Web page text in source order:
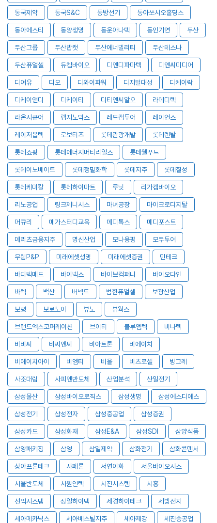
동국제약 동국S&C 동방선기 동아쏘시오홀딩스
동아에스티 동양생명 동운아나텍 동인기연 두산
두산그룹 두산밥캣 두산에너빌리티 두산테스나
두산퓨얼셀 듀켐바이오 디앤디파마텍 디앤씨미디어
디어유 디오 디와이파워 디지털대성 디케이락
디케이앤디 디케이티 디티앤씨알오 라메디텍
라온시큐어 랩지노믹스 레드캡투어 레이언스
레이저옵텍 로보티즈 롯데관광개발 롯데렌탈
롯데쇼핑 롯데에너지머티리얼즈 롯데웰푸드
롯데이노베이트 롯데정밀화학 롯데지주 롯데칠성
롯데케미칼 롯데하이마트 루닛 리가켐바이오
리노공업 링크제니시스 마녀공장 마이크로디지탈
머큐리 메가스터디교육 메디톡스 메디포스트
메리츠금융지주 명신산업 모나용평 모두투어
무림P&P 미래에셋생명 미래에셋증권 민테크
바디텍메드 바이넥스 바이브컴퍼니 바이오다인
바텍 백산 버넥트 범한퓨얼셀 보광산업
보령 보로노이 뷰노 뷰웍스
브랜드엑스코퍼레이션 브이티 블루엠텍 비나텍
비비씨 비씨엔씨 비아트론 비에이치
비에이치아이 비엠티 비올 비츠로셀 빙그레
사조대림 사피엔반도체 산업분석 산일전기
삼성물산 삼성바이오로직스 삼성생명 삼성에스디에스
삼성전기 삼성전자 삼성중공업 삼성증권
삼성카드 삼성화재 삼성E&A 삼성SDI 삼양식품
삼양패키징 삼영 삼일제약 삼화전기 삼화콘덴서
상아프론테크 샤페론 서연이화 서울바이오시스
서울반도체 서원인텍 서진시스템 서흥
선익시스템 성일하이텍 세경하이테크 세방전지
세아메카닉스 세아베스틸지주 세아제강 세진중공업